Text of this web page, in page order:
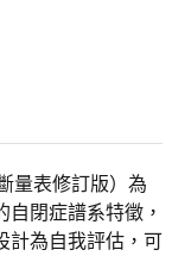
量表修訂版）為
閉症譜系特徵，
計為自我評估，可